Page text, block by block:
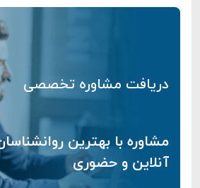
دریافت مشاوره تخصصی
مشاوره با بهترین
آنلاین و حضوری